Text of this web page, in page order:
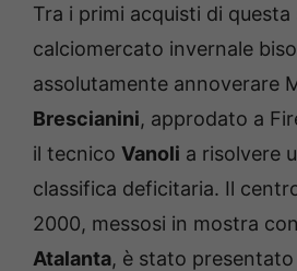
Tra i primi acquisti di questa
calciomercato invernale
assolutamente annoverare
Brescianini, approdato a
il tecnico Vanoli a risolvere
classifica deficitaria. Il
2000, messosi in mostra con
Atalanta, è stato